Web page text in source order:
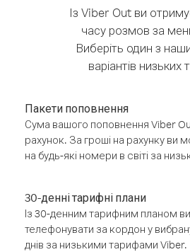
Із Viber Out ви
часу розмов за
Виберіть один з
варіантів низьких
Пакети поповнення
Сума вашого поповнення Viber
рахунок. За гроші на рахунку ви
на будь-які номери в світі за
30-денні тарифні плани
Із 30-денним тарифним планом
телефонувати за кордон у
днів за низькими тарифами Viber.